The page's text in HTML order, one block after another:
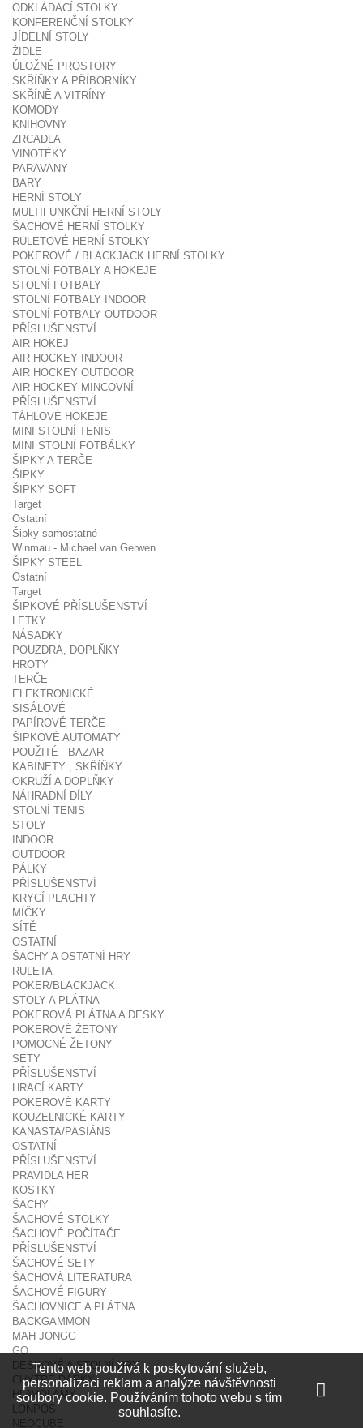
ODKLÁDACÍ STOLKY
KONFERENČNÍ STOLKY
JÍDELNÍ STOLY
ŽIDLE
ÚLOŽNÉ PROSTORY
SKŘÍŇKY A PŘÍBORNÍKY
SKŘÍNĚ A VITRÍNY
KOMODY
KNIHOVNY
ZRCADLA
VINOTÉKY
PARAVANY
BARY
HERNÍ STOLY
MULTIFUNKČNÍ HERNÍ STOLY
ŠACHOVÉ HERNÍ STOLKY
RULETOVÉ HERNÍ STOLKY
POKEROVÉ / BLACKJACK HERNÍ STOLKY
STOLNÍ FOTBALY A HOKEJE
STOLNÍ FOTBALY
STOLNÍ FOTBALY INDOOR
STOLNÍ FOTBALY OUTDOOR
PŘÍSLUŠENSTVÍ
AIR HOKEJ
AIR HOCKEY INDOOR
AIR HOCKEY OUTDOOR
AIR HOCKEY MINCOVNÍ
PŘÍSLUŠENSTVÍ
TÁHLOVÉ HOKEJE
MINI STOLNÍ TENIS
MINI STOLNÍ FOTBÁLKY
ŠIPKY A TERČE
ŠIPKY
ŠIPKY SOFT
Target
Ostatní
Šipky samostatné
Winmau - Michael van Gerwen
ŠIPKY STEEL
Ostatní
Target
ŠIPKOVÉ PŘÍSLUŠENSTVÍ
LETKY
NÁSADKY
POUZDRA, DOPLŇKY
HROTY
TERČE
ELEKTRONICKÉ
SISÁLOVÉ
PAPÍROVÉ TERČE
ŠIPKOVÉ AUTOMATY
POUŽITÉ - BAZAR
KABINETY , SKŘÍŇKY
OKRUŽÍ A DOPLŇKY
NÁHRADNÍ DÍLY
STOLNÍ TENIS
STOLY
INDOOR
OUTDOOR
PÁLKY
PŘÍSLUŠENSTVÍ
KRYCÍ PLACHTY
MÍČKY
SÍTĚ
OSTATNÍ
ŠACHY A OSTATNÍ HRY
RULETA
POKER/BLACKJACK
STOLY A PLÁTNA
POKEROVÁ PLÁTNA A DESKY
POKEROVÉ ŽETONY
POMOCNÉ ŽETONY
SETY
PŘÍSLUŠENSTVÍ
HRACÍ KARTY
POKEROVÉ KARTY
KOUZELNICKÉ KARTY
KANASTA/PASIÁNS
OSTATNÍ
PŘÍSLUŠENSTVÍ
PRAVIDLA HER
KOSTKY
ŠACHY
ŠACHOVÉ STOLKY
ŠACHOVÉ POČÍTAČE
PŘÍSLUŠENSTVÍ
ŠACHOVÉ SETY
ŠACHOVÁ LITERATURA
ŠACHOVÉ FIGURY
ŠACHOVNICE A PLÁTNA
BACKGAMMON
MAH JONGG
GO
DESKOVÉ A STOLNÍ HRY
CHYTRÉ DÁRKY
HLAVOLAMY
LONPOS
NEOCUBE
Tento web používá k poskytování služeb,
personalizaci reklam a analýze návštěvnosti
soubory cookie. Používáním tohoto webu s tím
souhlasíte.